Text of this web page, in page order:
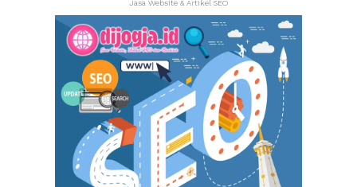
Jasa Website & Artikel SEO